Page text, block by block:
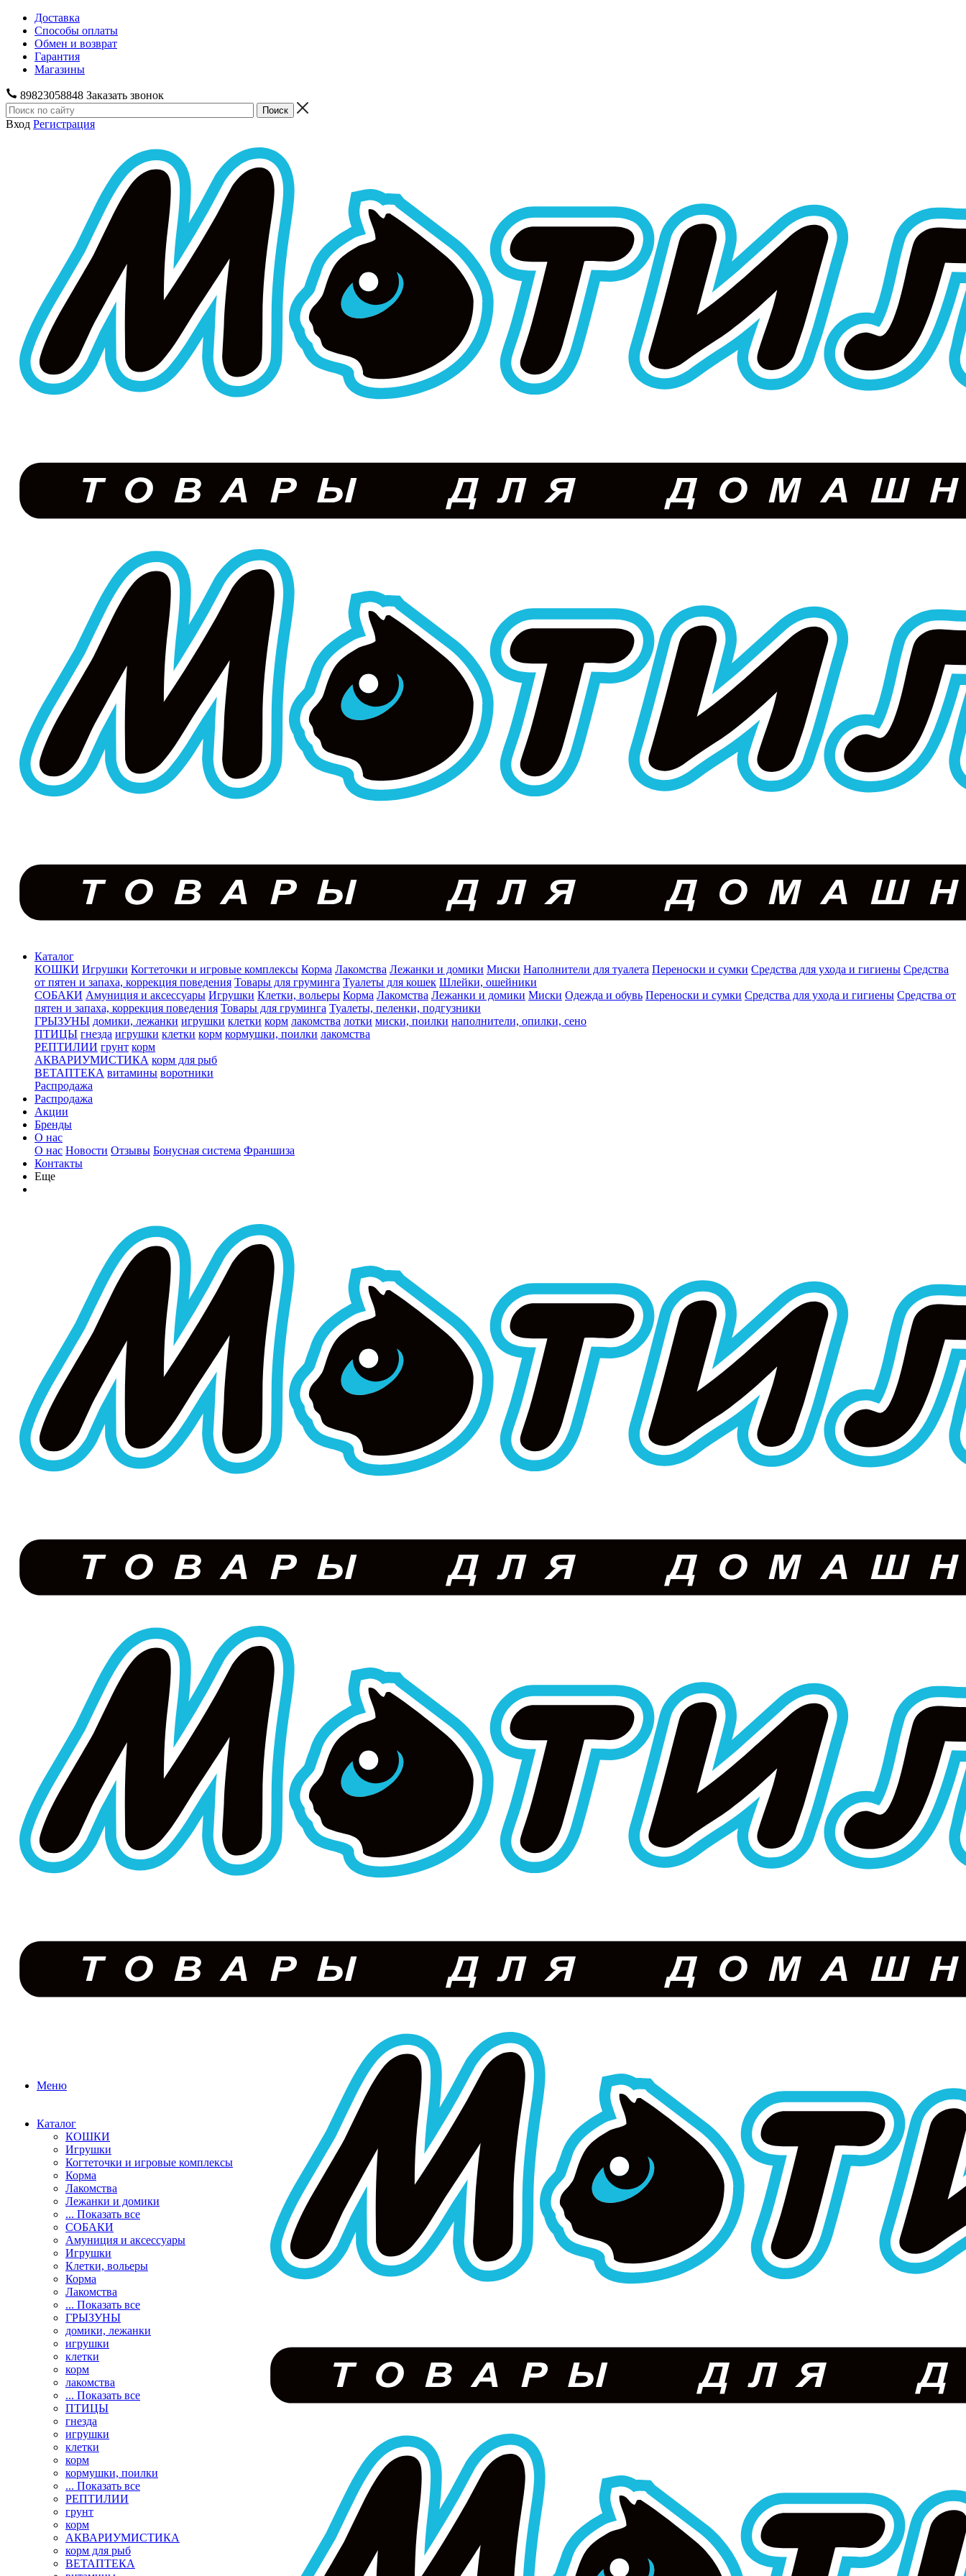
Доставка
Способы оплаты
Обмен и возврат
Гарантия
Магазины
89823058848 Заказать звонок
Вход Регистрация
Каталог
КОШКИ Игрушки Когтеточки и игровые комплексы Корма Лакомства Лежанки и домики Миски Наполнители для туалета Переноски и сумки Средства для ухода и гигиены Средства
от пятен и запаха, коррекция поведения Товары для груминга Туалеты для кошек Шлейки, ошейники
СОБАКИ Амуниция и аксессуары Игрушки Клетки, вольеры Корма Лакомства Лежанки и домики Миски Одежда и обувь Переноски и сумки Средства для ухода и гигиены Средства от
пятен и запаха, коррекция поведения Товары для груминга Туалеты, пеленки, подгузники
ГРЫЗУНЫ домики, лежанки игрушки клетки корм лакомства лотки миски, поилки наполнители, опилки, сено
ПТИЦЫ гнезда игрушки клетки корм кормушки, поилки лакомства
РЕПТИЛИИ грунт корм
АКВАРИУМИСТИКА корм для рыб
ВЕТАПТЕКА витамины воротники
Распродажа
Распродажа
Акции
Бренды
О нас
О нас Новости Отзывы Бонусная система Франшиза
Контакты
Еще
Меню
Каталог
КОШКИ
Игрушки
Когтеточки и игровые комплексы
Корма
Лакомства
Лежанки и домики
... Показать все
СОБАКИ
Амуниция и аксессуары
Игрушки
Клетки, вольеры
Корма
Лакомства
... Показать все
ГРЫЗУНЫ
домики, лежанки
игрушки
клетки
корм
лакомства
... Показать все
ПТИЦЫ
гнезда
игрушки
клетки
корм
кормушки, поилки
... Показать все
РЕПТИЛИИ
грунт
корм
АКВАРИУМИСТИКА
корм для рыб
ВЕТАПТЕКА